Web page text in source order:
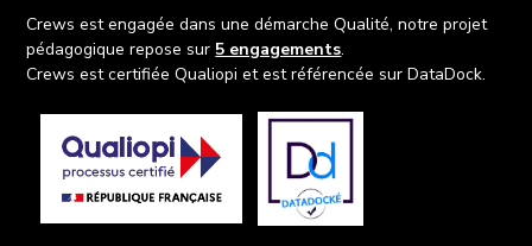
Crews est engagée dans une démarche Qualité, notre projet
pédagogique repose sur 5 engagements.
Crews est certifiée Qualiopi et est référencée sur DataDock.